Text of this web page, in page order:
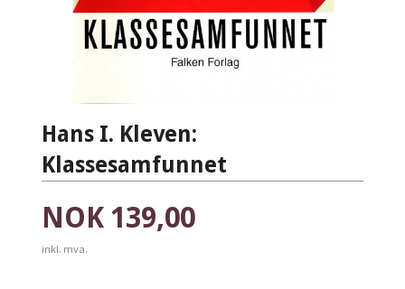
Hans I. Kleven:
Klassesamfunnet
Pris
NOK 139,00
inkl. mva.